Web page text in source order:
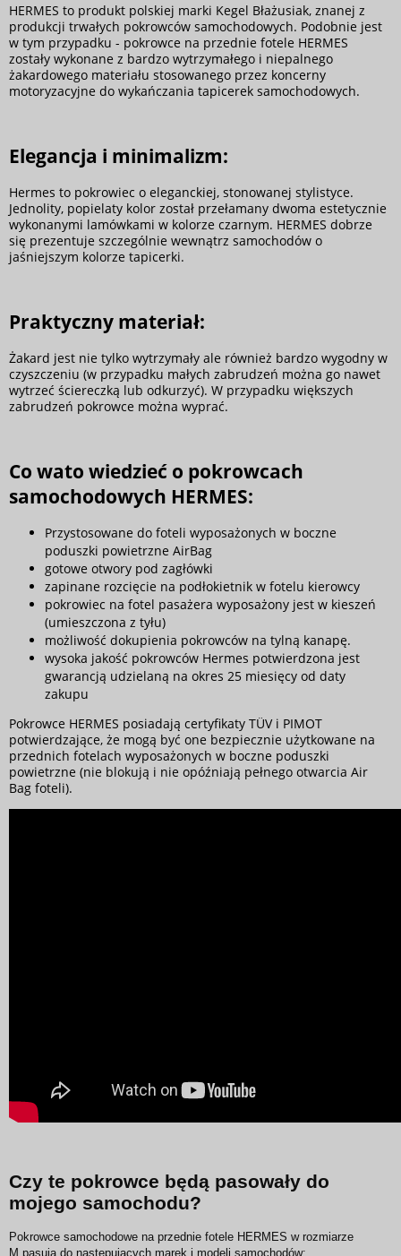
HERMES to produkt polskiej marki Kegel Błażusiak, znanej z
produkcji trwałych pokrowców samochodowych. Podobnie jest
w tym przypadku - pokrowce na przednie fotele HERMES
zostały wykonane z bardzo wytrzymałego i niepalnego
żakardowego materiału stosowanego przez koncerny
motoryzacyjne do wykańczania tapicerek samochodowych.
Elegancja i minimalizm:
Hermes to pokrowiec o eleganckiej, stonowanej stylistyce.
Jednolity, popielaty kolor został przełamany dwoma estetycznie
wykonanymi lamówkami w kolorze czarnym. HERMES dobrze
się prezentuje szczególnie wewnątrz samochodów o
jaśniejszym kolorze tapicerki.
Praktyczny materiał:
Żakard jest nie tylko wytrzymały ale również bardzo wygodny w
czyszczeniu (w przypadku małych zabrudzeń można go nawet
wytrzeć ściereczką lub odkurzyć). W przypadku większych
zabrudzeń pokrowce można wyprać.
Co wato wiedzieć o pokrowcach
samochodowych HERMES:
Przystosowane do foteli wyposażonych w boczne
poduszki powietrzne AirBag
gotowe otwory pod zagłówki
zapinane rozcięcie na podłokietnik w fotelu kierowcy
pokrowiec na fotel pasażera wyposażony jest w kieszeń
(umieszczona z tyłu)
możliwość dokupienia pokrowców na tylną kanapę.
wysoka jakość pokrowców Hermes potwierdzona jest
gwarancją udzielaną na okres 25 miesięcy od daty
zakupu
Pokrowce HERMES posiadają certyfikaty TÜV i PIMOT
potwierdzające, że mogą być one bezpiecznie użytkowane na
przednich fotelach wyposażonych w boczne poduszki
powietrzne (nie blokują i nie opóźniają pełnego otwarcia Air
Bag foteli).
Czy te pokrowce będą pasowały do
mojego samochodu?
Pokrowce samochodowe na przednie fotele HERMES w rozmiarze
M pasują do następujących marek i modeli samochodów: